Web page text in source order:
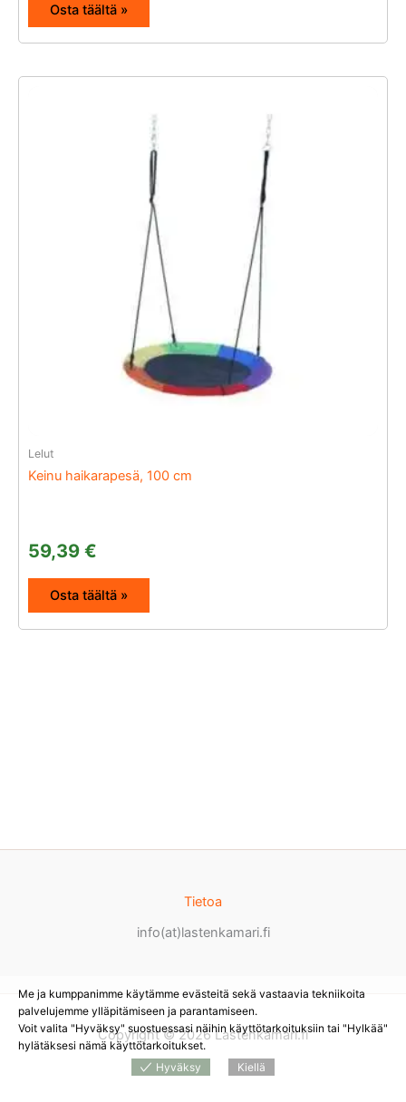
Osta täältä »
Lelut
Keinu haikarapesä, 100 cm
59,39 €
Osta täältä »
Tietoa
info(at)lastenkamari.fi
Copyright © 2026 Lastenkamari.fi
Me ja kumppanimme käytämme evästeitä sekä vastaavia tekniikoita
palvelujemme ylläpitämiseen ja parantamiseen.
Voit valita "Hyväksy" suostuessasi näihin käyttötarkoituksiin tai "Hylkää"
hylätäksesi nämä käyttötarkoitukset.
Hyväksy
Kiellä